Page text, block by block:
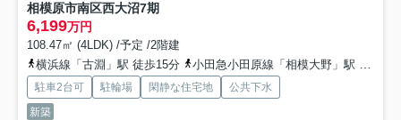
相模原市南区西大沼7期
6,199万円
108.47㎡ (4LDK) /予定 /2階建
横浜線「古淵」駅 徒歩15分
小田急小田原線「相模大野」駅 バス13分 神奈川中央交通「大野小学校入口」 停歩9分
駐車2台可 駐輪場 閑静な住宅地
公共下水
新築